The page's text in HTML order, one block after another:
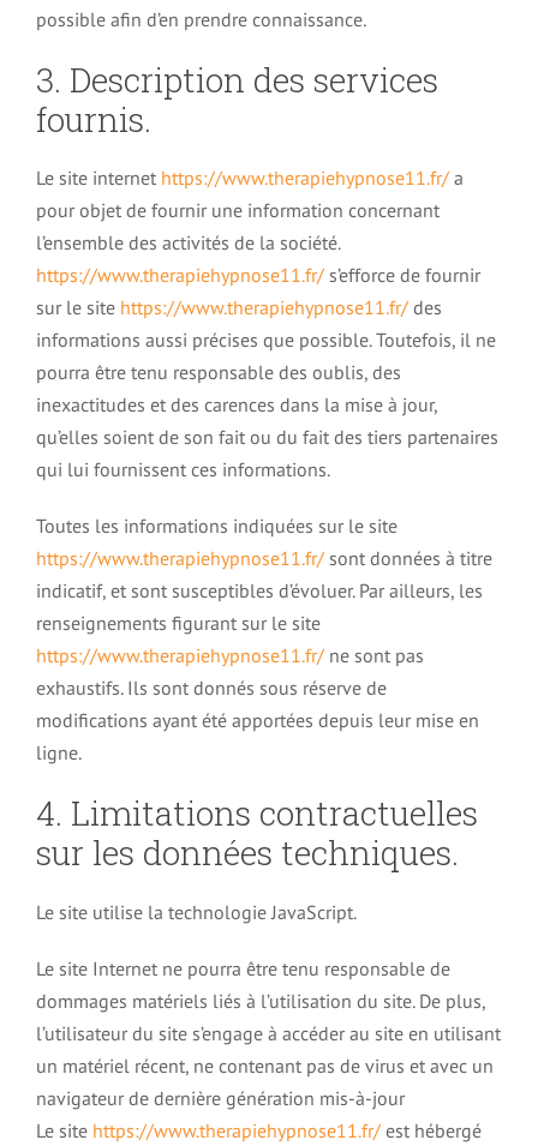
possible afin d’en prendre connaissance.
3. Description des services
fournis.
Le site internet https://www.therapiehypnose11.fr/a
pour objet de fournir une information concernant
l’ensemble des activités de la société.
https://www.therapiehypnose11.fr/s’efforce de fournir
sur le site https://www.therapiehypnose11.fr/des
informations aussi précises que possible. Toutefois, il ne
pourra être tenu responsable des oublis, des
inexactitudes et des carences dans la mise à jour,
qu’elles soient de son fait ou du fait des tiers partenaires
qui lui fournissent ces informations.
Toutes les informations indiquées sur le site
https://www.therapiehypnose11.fr/sont données à titre
indicatif, et sont susceptibles d’évoluer. Par ailleurs, les
renseignements figurant sur le site
https://www.therapiehypnose11.fr/ne sont pas
exhaustifs. Ils sont donnés sous réserve de
modifications ayant été apportées depuis leur mise en
ligne.
4. Limitations contractuelles
sur les données techniques.
Le site utilise la technologie JavaScript.
Le site Internet ne pourra être tenu responsable de
dommages matériels liés à l’utilisation du site. De plus,
l’utilisateur du site s’engage à accéder au site en utilisant
un matériel récent, ne contenant pas de virus et avec un
navigateur de dernière génération mis-à-jour
Le site https://www.therapiehypnose11.fr/est hébergé